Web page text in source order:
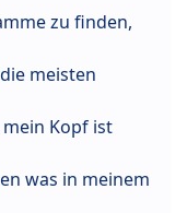
zu finden,
meisten
Kopf ist
was in meinem